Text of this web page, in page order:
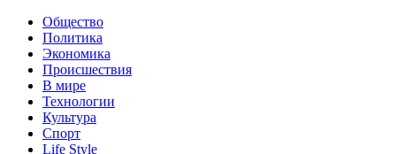
Общество
Политика
Экономика
Происшествия
В мире
Технологии
Культура
Спорт
Life Style